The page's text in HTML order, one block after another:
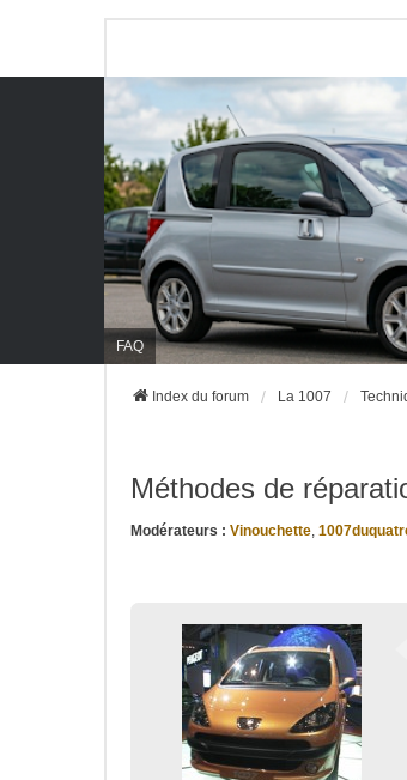
FAQ
Index du forum La 1007
Méthodes de
Modérateurs : Vinouchette,